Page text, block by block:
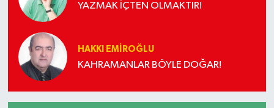
YAZMAK İÇTEN OLMAKTIR!
HAKKI EMİROĞLU
KAHRAMANLAR BÖYLE DOĞAR!